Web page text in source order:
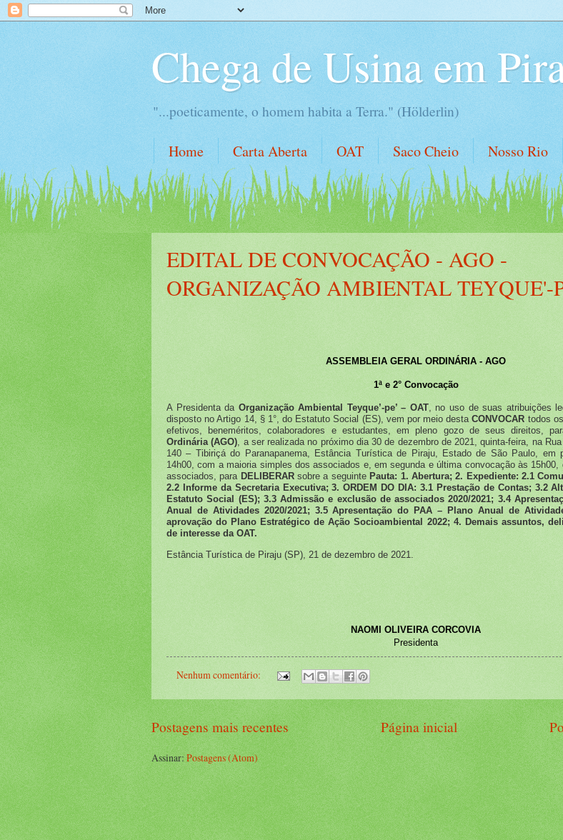
Chega de Usina em
"...poeticamente, o homem habita a Terra." (Hölderlin)
Home Carta Aberta OAT Saco Cheio Nosso Rio
EDITAL DE CONVOCAÇÃO - AGO -
ORGANIZAÇÃO AMBIENTAL TEYQUE'-
ASSEMBLEIA GERAL ORDINÁRIA - AGO
1ª e 2° Convocação
A Presidenta da Organização Ambiental Teyque’-pe’ – OAT, no uso de suas atribuições
disposto no Artigo 14, § 1°, do Estatuto Social (ES), vem por meio destaCONVOCAR todos
efetivos, beneméritos, colaboradores e estudantes, em pleno gozo de seus direitos,
Ordinária (AGO) , a ser realizada no próximo dia 30 de dezembro de 2021, quinta-feira, na
140 – Tibiriçá do Paranapanema, Estância Turística de Piraju, Estado de São Paulo, em
14h00, com a maioria simples dos associados e, em segunda e última convocação às 15h00,
associados, para DELIBERARsobre a seguinte Pauta: 1. Abertura; 2. Expediente: 2.1
2.2 Informe da Secretaria Executiva; 3. ORDEM DO DIA: 3.1 Prestação de Contas; 3.2
Estatuto Social (ES); 3.3 Admissão e exclusão de associados 2020/2021; 3.4
Anual de Atividades 2020/2021; 3.5 Apresentação do PAA – Plano Anual de
aprovação do Plano Estratégico de Ação Socioambiental 2022; 4. Demais assuntos,
de interesse da OAT.
Estância Turística de Piraju (SP), 21 de dezembro de 2021.
NAOMI OLIVEIRA CORCOVIA
Presidenta
Nenhum comentário:
Postagens mais recentes Página inicial
Assinar:Postagens (Atom)